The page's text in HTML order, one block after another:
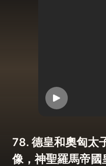
78. 德皇和奧匈太
像，神聖羅馬帝國